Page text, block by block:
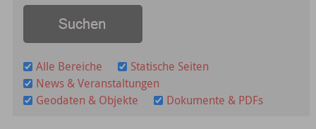
Alle Bereiche
Statische Seiten
News & Veranstaltungen
Geodaten & Objekte
Dokumente & PDFs